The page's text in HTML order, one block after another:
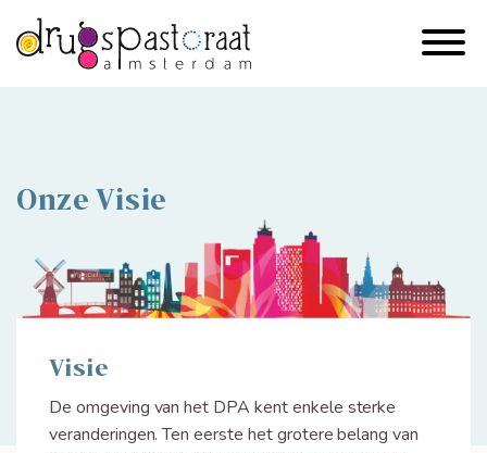
Onze Visie
Visie
De omgeving van het DPA kent enkele sterke
veranderingen. Ten eerste het grotere belang van